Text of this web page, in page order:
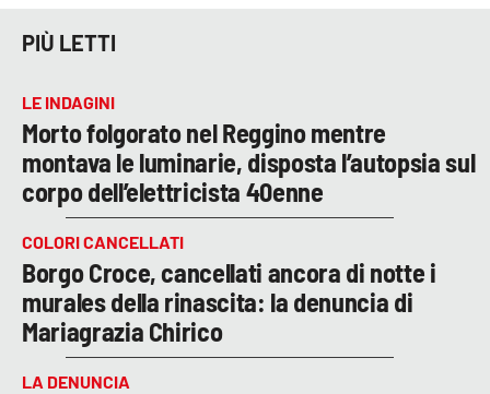
PIÙ LETTI
LE INDAGINI
Morto folgorato nel Reggino mentre
montava le luminarie, disposta l’autopsia sul
corpo dell’elettricista 40enne
COLORI CANCELLATI
Borgo Croce, cancellati ancora di notte i
murales della rinascita: la denuncia di
Mariagrazia Chirico
LA DENUNCIA